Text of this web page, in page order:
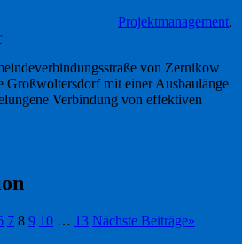
Projektmanagement,
von Zernikow
Großwoltersdorf mit einer Ausbaulänge
Verbindung von effektiven
7 8 9 10 … 13 Nächste Beiträge»